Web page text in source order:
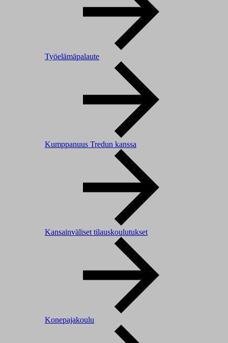
Työelämäpalaute
Kumppanuus Tredun kanssa
Kansainväliset tilauskoulutukset
Konepajakoulu